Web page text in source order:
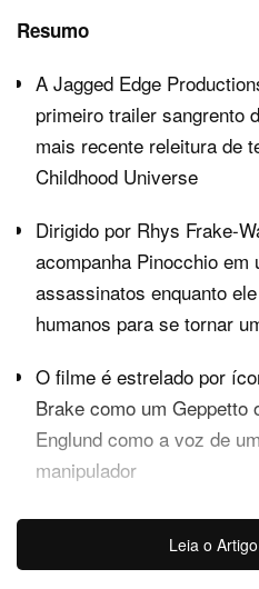
Resumo
A Jagged Edge
primeiro trailer sangrento
mais recente releitura de
Childhood Universe
Dirigido por Rhys Frake-
acompanha Pinocchio em
assassinatos enquanto
humanos para se tornar
O filme é estrelado por
Brake como um Geppetto
Englund como a voz de
manipulador
Após o sucesso viral de
, a Jagged Edge
Leia o